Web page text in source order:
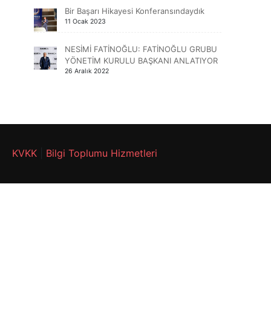
Bir Başarı Hikayesi Konferansındaydık
11 Ocak 2023
NESİMİ FATİNOĞLU: FATİNOĞLU GRUBU
YÖNETİM KURULU BAŞKANI ANLATIYOR
26 Aralık 2022
KVKK Bilgi Toplumu Hizmetleri